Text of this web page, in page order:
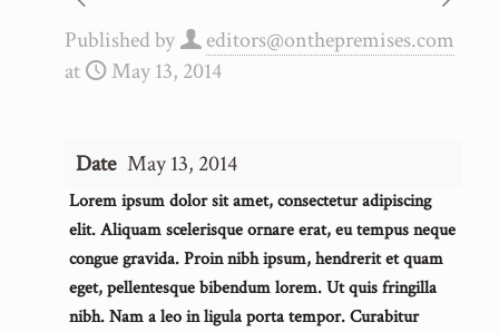
Published by
editors@onthepremises.com
at
May 13, 2014
Date May 13, 2014
Lorem ipsum dolor sit amet, consectetur adipiscing
elit. Aliquam scelerisque ornare erat, eu tempus neque
congue gravida. Proin nibh ipsum, hendrerit et quam
eget, pellentesque bibendum lorem. Ut quis fringilla
nibh. Nam a leo in ligula porta tempor. Curabitur